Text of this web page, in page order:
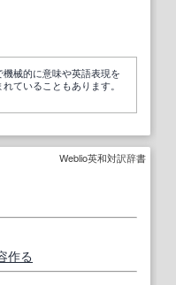
械的に意味や英語表現を
ていることもあります。
Weblio英和対訳辞書
作る